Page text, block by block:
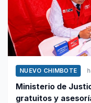
NUEVO CHIMBOTE
Ministerio de
gratuitos y